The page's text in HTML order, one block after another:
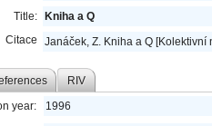
Title:
Kniha a Q
Citace
Janáček, Z. Kniha a Q [Kolektivní
RIV
year: 1996